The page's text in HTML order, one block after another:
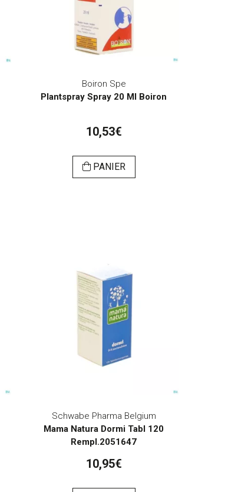
Boiron Spe
Plantspray Spray 20 Ml Boiron
10,53€
PANIER
Schwabe Pharma Belgium
Mama Natura Dormi Tabl 120
Rempl.2051647
10,95€